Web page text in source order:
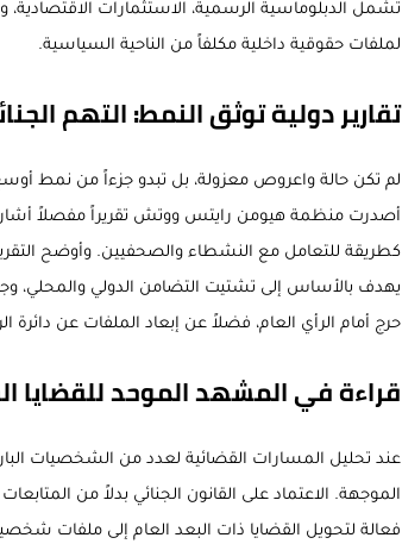
تشمل الدبلوماسية الرسمية، الاستثمارات
لملفات حقوقية داخلية مكلفاً من الناحية السياسية.
تقارير دولية توثق النمط: التهم
أصدرت منظمة هيومن رايتس ووتش تقريراً مفصلاً أشار
كطريقة للتعامل مع النشطاء والصحفيين. وأوضح التقرير
يهدف بالأساس إلى تشتيت التضامن الدولي
حرج أمام الرأي العام، فضلاً عن إبعاد الملفات عن دائرة
قراءة في المشهد الموحد للقضايا
عند تحليل المسارات القضائية لعدد من الشخصيات
الموجهة. الاعتماد على القانون الجنائي بدلاً من
فعالة لتحويل القضايا ذات البعد العام إلى ملفات